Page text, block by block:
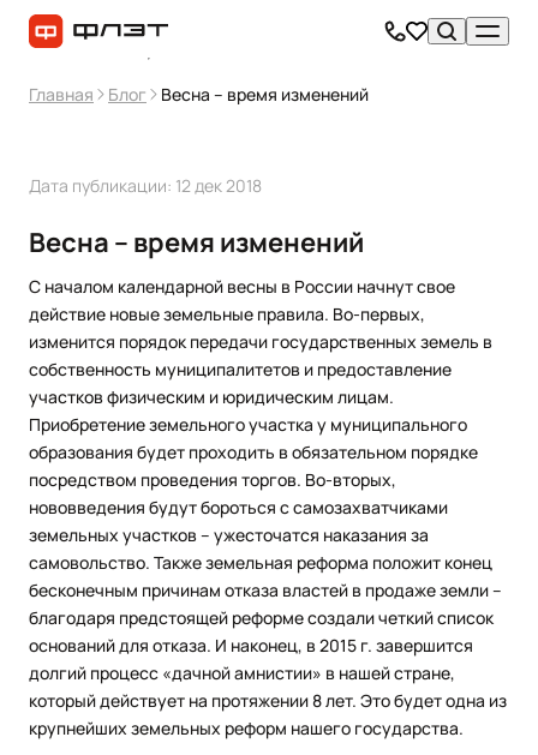
Главная Блог Весна – время изменений
Дата публикации: 12 дек 2018
Весна – время изменений
С началом календарной весны в России начнут свое
действие новые земельные правила. Во-первых,
изменится порядок передачи государственных земель в
собственность муниципалитетов и предоставление
участков физическим и юридическим лицам.
Приобретение земельного участка у муниципального
образования будет проходить в обязательном порядке
посредством проведения торгов. Во-вторых,
нововведения будут бороться с самозахватчиками
земельных участков – ужесточатся наказания за
самовольство. Также земельная реформа положит конец
бесконечным причинам отказа властей в продаже земли –
благодаря предстоящей реформе создали четкий список
оснований для отказа. И наконец, в 2015 г. завершится
долгий процесс «дачной амнистии» в нашей стране,
который действует на протяжении 8 лет. Это будет одна из
крупнейших земельных реформ нашего государства.